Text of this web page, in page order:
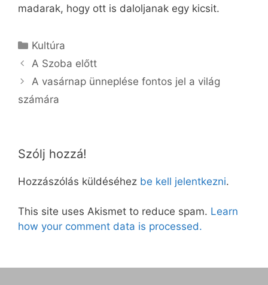
madarak, hogy ott is daloljanak egy kicsit.
Kategória
Kultúra
A Szoba előtt
A vasárnap ünneplése fontos jel a világ
számára
Szólj hozzá!
Hozzászólás küldéséhez be kell jelentkezni.
This site uses Akismet to reduce spam. Learn
how your comment data is processed.